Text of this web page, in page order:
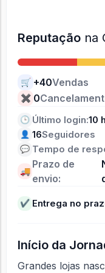
Reputação na
🛒 +40Vendas
✖ 0
🕒 Último login:10
👤 16Seguidores
💬 Tempo de
🚚
Prazo de
envio:
✔ Entrega no
Início da
Grandes lojas